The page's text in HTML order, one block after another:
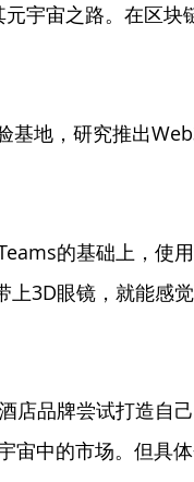
宇宙之路。在区块
基地，研究推出
的基础上，使用
上3D眼镜，就能感
店品牌尝试打造自
宙中的市场。但具